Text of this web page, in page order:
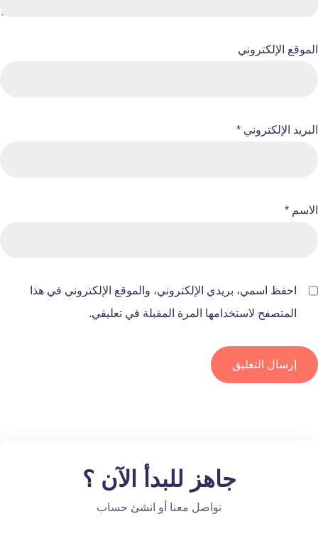
الاسم *
البريد الإلكتروني *
الموقع الإلكتروني
احفظ اسمي، بريدي الإلكتروني، والموقع الإلكتروني في هذا
المتصفح لاستخدامها المرة المقبلة في تعليقي.
جاهز للبدأ الآن ؟
تواصل معنا أو انشئ حساب